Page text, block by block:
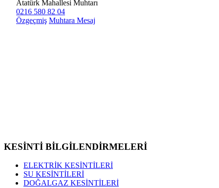
Atatürk Mahallesi Muhtarı
0216 580 82 04
Özgeçmiş Muhtara Mesaj
KESİNTİ BİLGİLENDİRMELERİ
ELEKTRİK KESİNTİLERİ
SU KESİNTİLERİ
DOĞALGAZ KESİNTİLERİ